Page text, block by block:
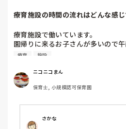
療育施設の時間の流れはどんな感
療育施設で働いています。
園帰りに来るお子さんが多いので
忙しくなるのはわかるんですが、
みなさんの働かれてるところもそ
らどの時間もお子さんとしっかり向
ものと思ってたのですが。
療育 施設
ニコニコまん
保育士, 小規模認可保育園
さかな